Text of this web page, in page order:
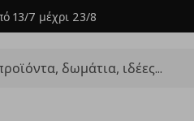
13/7 μέχρι 23/8